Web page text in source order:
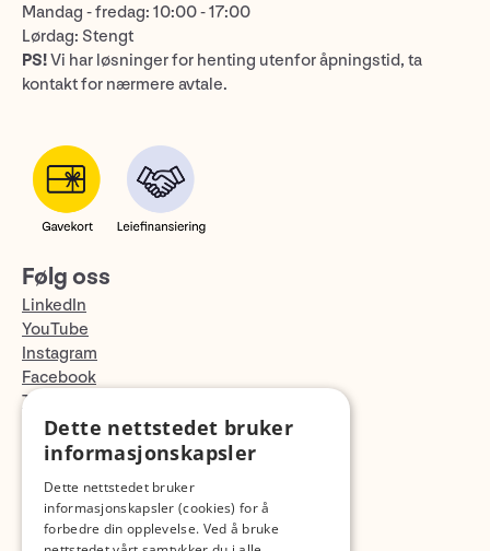
Mandag - fredag: 10:00 - 17:00
Lørdag: Stengt
PS!Vi har løsninger for henting utenfor åpningstid, ta
kontakt for nærmere avtale.
Følg oss
LinkedIn
YouTube
Instagram
Facebook
TikTok
Fotopodden
Dette nettstedet bruker
informasjonskapsler
Dette nettstedet bruker
informasjonskapsler (cookies) for å
forbedre din opplevelse. Ved å bruke